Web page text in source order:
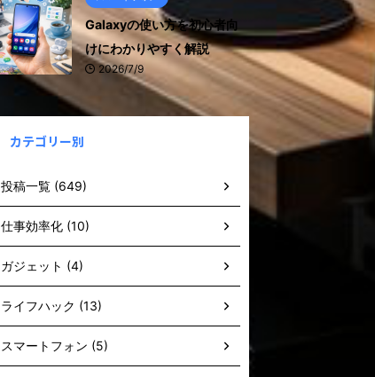
Galaxyの使い方を初心者向
けにわかりやすく解説
2026/7/9
カテゴリー別
投稿一覧 (649)
仕事効率化 (10)
ガジェット (4)
ライフハック (13)
スマートフォン (5)